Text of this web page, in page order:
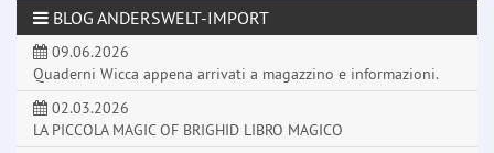
BLOG ANDERSWELT-IMPORT
09.06.2026
Quaderni Wicca appena arrivati a magazzino e informazioni.
02.03.2026
LA PICCOLA MAGIC OF BRIGHID LIBRO MAGICO